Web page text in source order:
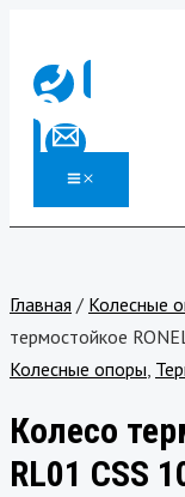
содержимому
Главная / Колесные
термостойкое
Колесные опоры,
Колесо
RL01 CSS
Колесо
RONEL
CSS